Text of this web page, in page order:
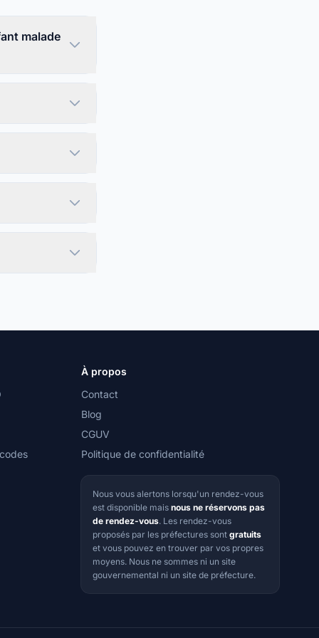
malade
À propos
Contact
Blog
CGUV
Politique de confidentialité
Nous vous alertons lorsqu'un rendez-vous
est disponible mais nous ne réservons pas
de rendez-vous. Les rendez-vous
proposés par les préfectures sont gratuits
et vous pouvez en trouver par vos propres
moyens. Nous ne sommes ni un site
gouvernemental ni un site de préfecture.